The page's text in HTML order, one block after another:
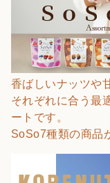
香ばしいナッツや
それぞれに合う最
ートです。
SoSo7種類の商品